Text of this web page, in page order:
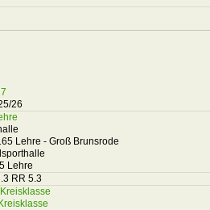
26
Lehre - Groß Brunsrode
Lehre
RR 5.3